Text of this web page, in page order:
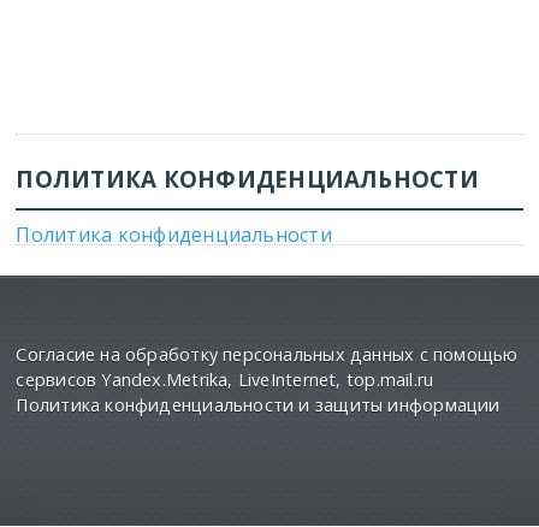
ПОЛИТИКА КОНФИДЕНЦИАЛЬНОСТИ
Политика конфиденциальности
Согласие на обработку персональных данных с помощью
сервисов Yandex.Metrika, LiveInternet, top.mail.ru
Политика конфиденциальности и защиты информации